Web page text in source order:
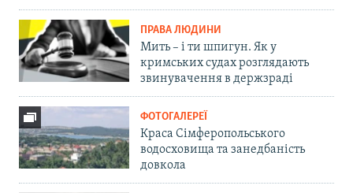
ПРАВА ЛЮДИНИ
Мить – і ти шпигун. Як у
кримських судах розглядають
звинувачення в держзраді
ФОТОГАЛЕРЕЇ
Краса Сімферопольського
водосховища та занедбаність
довкола